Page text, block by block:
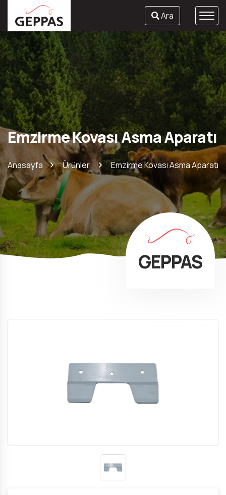
Ara
GEPPAS
Emzirme Kovası Asma Aparatı
Anasayfa Ürünler Emzirme Kovası Asma Aparatı